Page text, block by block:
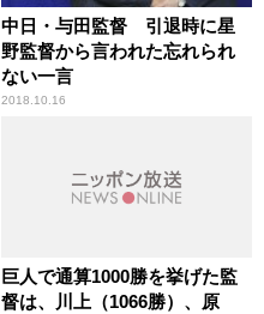
中日・与田監督 引退時に星
野監督から言われた忘れられ
ない一言
2018.10.16
巨人で通算1000勝を挙げた監
督は、川上（1066勝）、原